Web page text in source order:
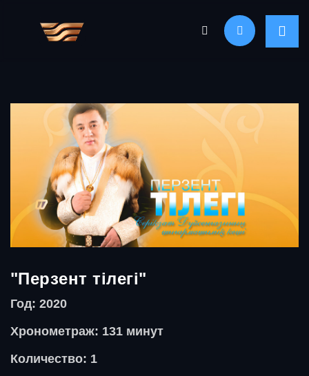
"Перзент тілегі"
Год: 2020
Хронометраж: 131 минут
Количество: 1